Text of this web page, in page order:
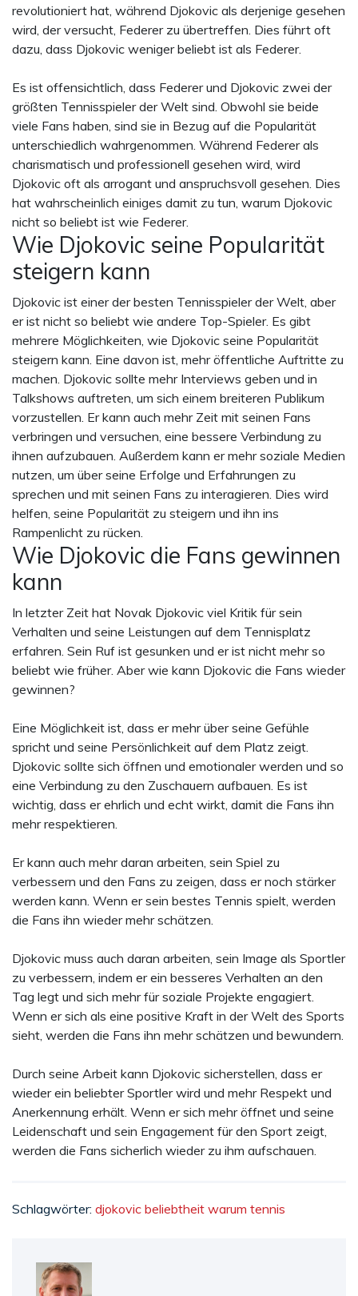
revolutioniert hat, während Djokovic als derjenige gesehen
wird, der versucht, Federer zu übertreffen. Dies führt oft
dazu, dass Djokovic weniger beliebt ist als Federer.
Es ist offensichtlich, dass Federer und Djokovic zwei der
größten Tennisspieler der Welt sind. Obwohl sie beide
viele Fans haben, sind sie in Bezug auf die Popularität
unterschiedlich wahrgenommen. Während Federer als
charismatisch und professionell gesehen wird, wird
Djokovic oft als arrogant und anspruchsvoll gesehen. Dies
hat wahrscheinlich einiges damit zu tun, warum Djokovic
nicht so beliebt ist wie Federer.
Wie Djokovic seine Popularität
steigern kann
Djokovic ist einer der besten Tennisspieler der Welt, aber
er ist nicht so beliebt wie andere Top-Spieler. Es gibt
mehrere Möglichkeiten, wie Djokovic seine Popularität
steigern kann. Eine davon ist, mehr öffentliche Auftritte zu
machen. Djokovic sollte mehr Interviews geben und in
Talkshows auftreten, um sich einem breiteren Publikum
vorzustellen. Er kann auch mehr Zeit mit seinen Fans
verbringen und versuchen, eine bessere Verbindung zu
ihnen aufzubauen. Außerdem kann er mehr soziale Medien
nutzen, um über seine Erfolge und Erfahrungen zu
sprechen und mit seinen Fans zu interagieren. Dies wird
helfen, seine Popularität zu steigern und ihn ins
Rampenlicht zu rücken.
Wie Djokovic die Fans gewinnen
kann
In letzter Zeit hat Novak Djokovic viel Kritik für sein
Verhalten und seine Leistungen auf dem Tennisplatz
erfahren. Sein Ruf ist gesunken und er ist nicht mehr so
beliebt wie früher. Aber wie kann Djokovic die Fans wieder
gewinnen?
Eine Möglichkeit ist, dass er mehr über seine Gefühle
spricht und seine Persönlichkeit auf dem Platz zeigt.
Djokovic sollte sich öffnen und emotionaler werden und so
eine Verbindung zu den Zuschauern aufbauen. Es ist
wichtig, dass er ehrlich und echt wirkt, damit die Fans ihn
mehr respektieren.
Er kann auch mehr daran arbeiten, sein Spiel zu
verbessern und den Fans zu zeigen, dass er noch stärker
werden kann. Wenn er sein bestes Tennis spielt, werden
die Fans ihn wieder mehr schätzen.
Djokovic muss auch daran arbeiten, sein Image als Sportler
zu verbessern, indem er ein besseres Verhalten an den
Tag legt und sich mehr für soziale Projekte engagiert.
Wenn er sich als eine positive Kraft in der Welt des Sports
sieht, werden die Fans ihn mehr schätzen und bewundern.
Durch seine Arbeit kann Djokovic sicherstellen, dass er
wieder ein beliebter Sportler wird und mehr Respekt und
Anerkennung erhält. Wenn er sich mehr öffnet und seine
Leidenschaft und sein Engagement für den Sport zeigt,
werden die Fans sicherlich wieder zu ihm aufschauen.
Schlagwörter: djokovic beliebtheit warum tennis